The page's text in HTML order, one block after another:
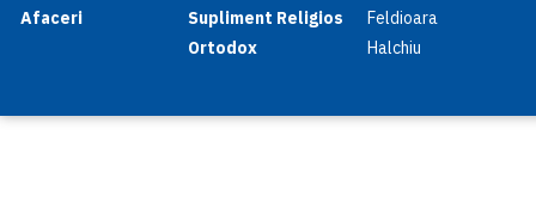
Afaceri
Supliment Religios
Ortodox
Feldioara
Halchiu